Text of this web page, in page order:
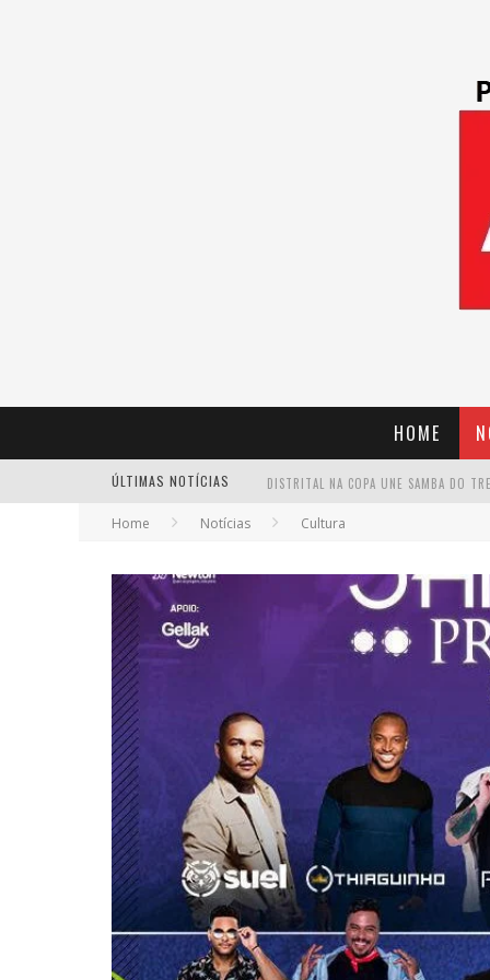
HOME
ÚLTIMAS NOTÍCIAS
Home Notícias Cultura